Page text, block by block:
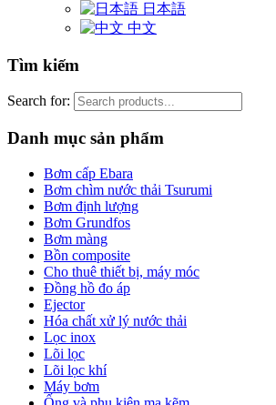
日本語
中文
Tìm kiếm
Search for:
Danh mục sản phẩm
Bơm cấp Ebara
Bơm chìm nước thải Tsurumi
Bơm định lượng
Bơm Grundfos
Bơm màng
Bồn composite
Cho thuê thiết bị, máy móc
Đồng hồ đo áp
Ejector
Hóa chất xử lý nước thải
Lọc inox
Lõi lọc
Lõi lọc khí
Máy bơm